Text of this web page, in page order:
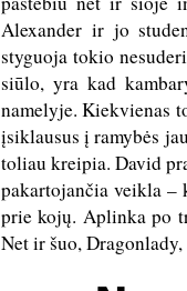
Alexander ir jo
styguoja tokio
siūlo, yra kad
namelyje. Kiekvienas
įsiklausus į ramybės
toliau kreipia. David
pakartojančia veikla –
prie kojų. Aplinka po
Net ir šuo,